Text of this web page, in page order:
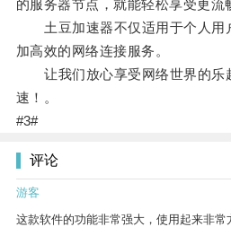
的服务器节点，就能轻松享受更流
土豆加速器不仅适用于个人用
加高效的网络连接服务。
让我们放心享受网络世界的乐
速！。
#3#
评论
游客
这款软件的功能非常强大，使用起来非常